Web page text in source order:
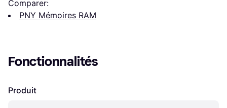
Comparer:
PNY Mémoires RAM
Fonctionnalités
Produit